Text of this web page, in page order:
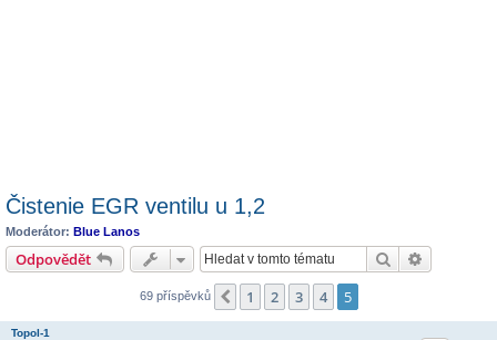
Čistenie EGR ventilu u 1,2
Moderátor: Blue Lanos
Odpovědět Hledat
69 příspěvků Předchozí
1 2 3 4 5
Topol-1